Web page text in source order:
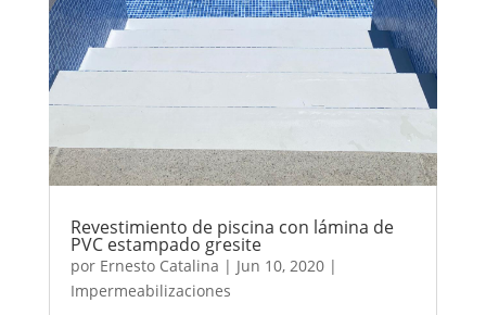
Revestimiento de piscina con lámina de
PVC estampado gresite
por Ernesto Catalina | Jun 10, 2020|
Impermeabilizaciones